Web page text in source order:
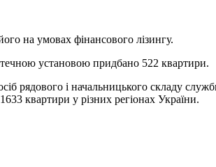
на умовах фінансового лізингу.
установою придбано 522 квартири.
рядового і начальницького складу
квартири у різних регіонах України.